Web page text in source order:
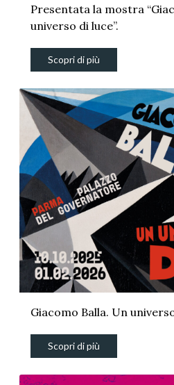
Presentata la mostra
universo di luce”.
Scopri di più
Giacomo Balla. Un
Scopri di più